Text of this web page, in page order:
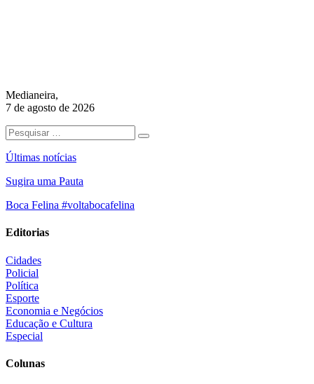
Medianeira,
7 de agosto de 2026
Últimas notícias
Sugira uma Pauta
Boca Felina #voltabocafelina
Editorias
Cidades
Policial
Política
Esporte
Economia e Negócios
Educação e Cultura
Especial
Colunas